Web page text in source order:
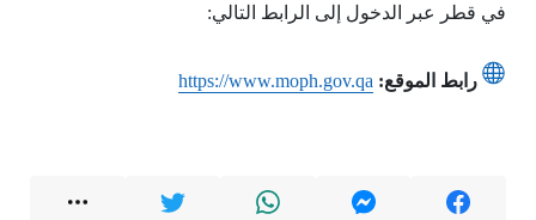
في قطر عبر الدخول إلى الرابط التالي:
رابط الموقع: https://www.moph.gov.qa